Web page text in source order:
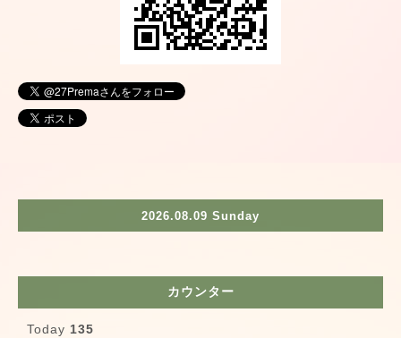
2026.08.09 Sunday
カウンター
Today 135